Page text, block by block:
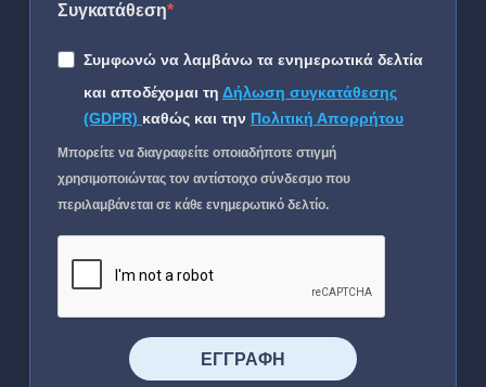
Συγκατάθεση
Συμφωνώ να λαμβάνω τα ενημερωτικά δελτία
και αποδέχομαι τη Δήλωση συγκατάθεσης
(GDPR) καθώς και την Πολιτική Απορρήτου
Μπορείτε να διαγραφείτε οποιαδήποτε στιγμή
χρησιμοποιώντας τον αντίστοιχο σύνδεσμο που
περιλαμβάνεται σε κάθε ενημερωτικό δελτίο.
⠀⠀⠀⠀ΕΓΓΡΑΦΗ⠀⠀⠀⠀